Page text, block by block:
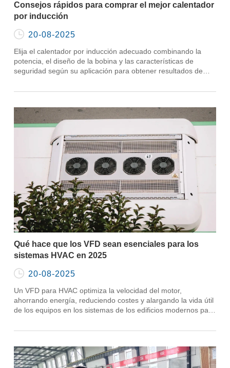
Consejos rápidos para comprar el mejor calentador
por inducción
 20-08-2025
Elija el calentador por inducción adecuado combinando la
potencia, el diseño de la bobina y las características de
seguridad según su aplicación para obtener resultados de
Qué hace que los VFD sean esenciales para los
sistemas HVAC en 2025
 20-08-2025
Un VFD para HVAC optimiza la velocidad del motor,
ahorrando energía, reduciendo costes y alargando la vida útil
de los equipos en los sistemas de los edificios modernos para